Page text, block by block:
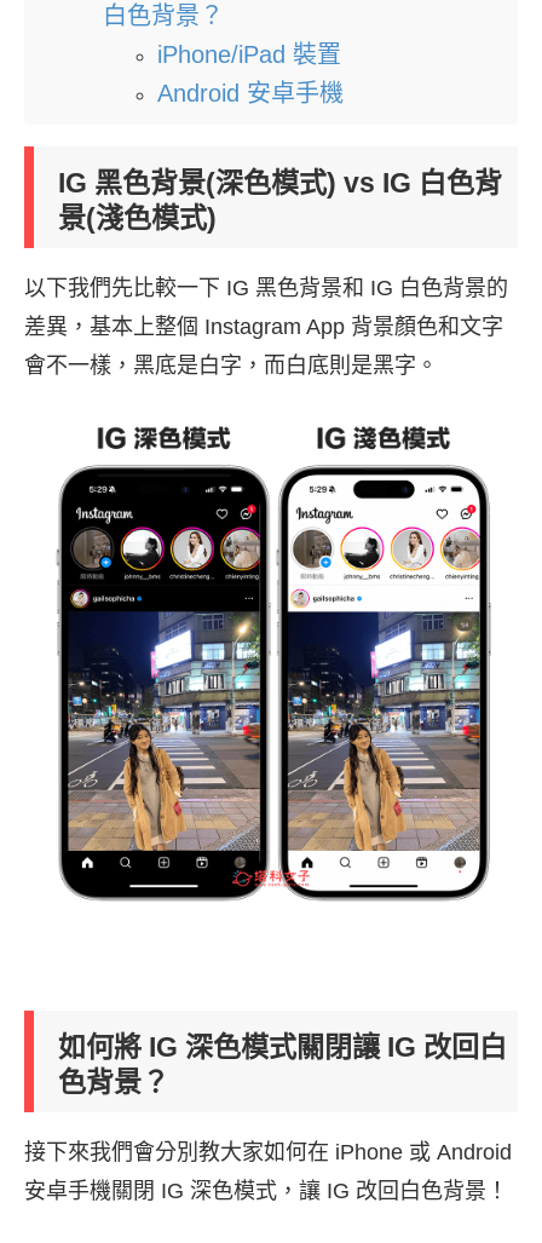
白色背景？
iPhone/iPad 裝置
Android 安卓手機
IG 黑色背景(深色模式) vs IG 白色背
景(淺色模式)
以下我們先比較一下 IG 黑色背景和 IG 白色背景的
差異，基本上整個 Instagram App 背景顏色和文字
會不一樣，黑底是白字，而白底則是黑字。
如何將 IG 深色模式關閉讓 IG 改回白
色背景？
接下來我們會分別教大家如何在 iPhone 或 Android
安卓手機關閉 IG 深色模式，讓 IG 改回白色背景！